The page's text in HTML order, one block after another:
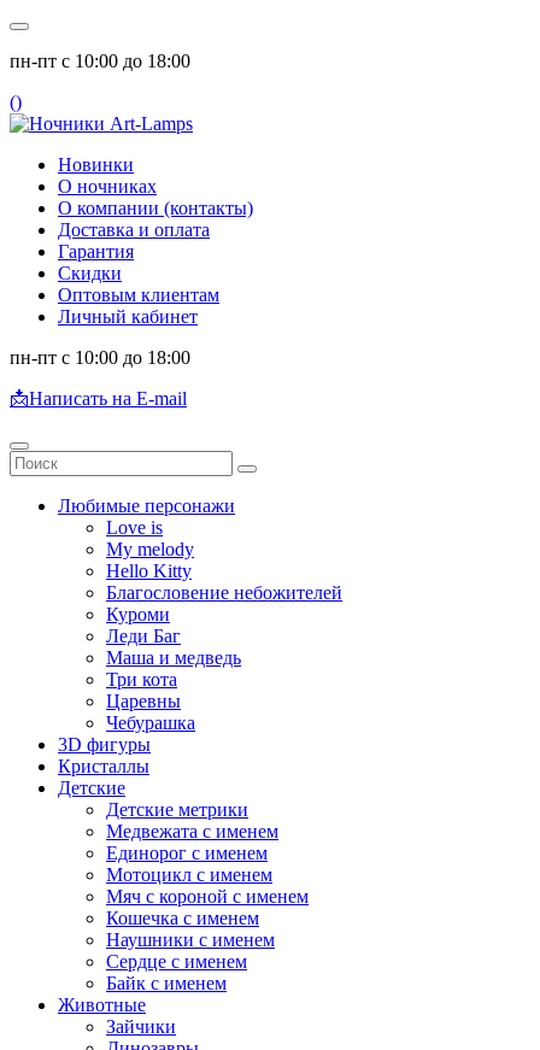
пн-пт с 10:00 до 18:00
()
Новинки
О ночниках
О компании (контакты)
Доставка и оплата
Гарантия
Скидки
Оптовым клиентам
Личный кабинет
пн-пт с 10:00 до 18:00
📩Написать на E-mail
Любимые персонажи
Love is
My melody
Hello Kitty
Благословение небожителей
Куроми
Леди Баг
Маша и медведь
Три кота
Царевны
Чебурашка
3D фигуры
Кристаллы
Детские
Детские метрики
Медвежата с именем
Единорог с именем
Мотоцикл с именем
Мяч с короной с именем
Кошечка с именем
Наушники с именем
Сердце с именем
Байк с именем
Животные
Зайчики